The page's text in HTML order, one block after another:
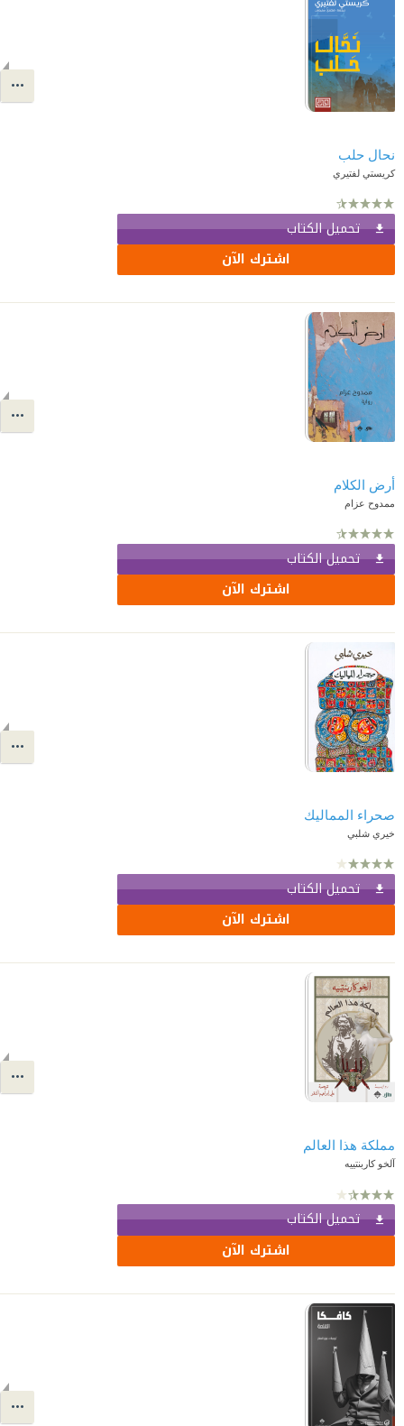
نحال حلب
كريستي لفتيري
تحميل الكتاب
اشترك الآن
أرض الكلام
ممدوح عزام
تحميل الكتاب
اشترك الآن
صحراء المماليك
خيري شلبي
تحميل الكتاب
اشترك الآن
مملكة هذا العالم
آلخو كاربنتييه
تحميل الكتاب
اشترك الآن